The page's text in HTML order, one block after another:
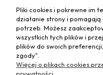
MAPA STRONY
INFORMACJE
Pliki cookies i pokrewne im
działanie strony i
potrzeb. Możesz
wszystkich tych plików i
plików do swoich
zgody".
Więcej o plikach cookies